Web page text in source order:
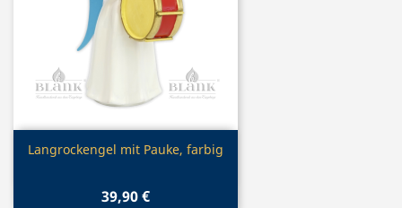
Vorschau
Langrockengel mit Pauke, farbig
39,90 €